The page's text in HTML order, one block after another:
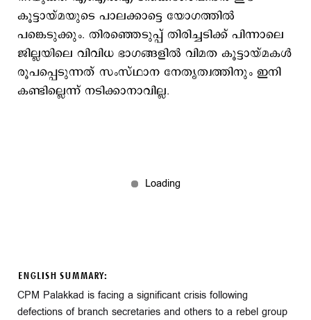
കൂട്ടായ്മയുടെ പാലക്കാട്ടെ യോഗത്തിൽ
പങ്കെടുക്കും. തിരഞ്ഞെടുപ്പ് തിരിച്ചടിക്ക് പിന്നാലെ
ജില്ലയിലെ വിവിധ ഭാഗങ്ങളിൽ വിമത കൂട്ടായ്മകൾ
രൂപപ്പെടുന്നത് സംസ്ഥാന നേതൃത്വത്തിനും ഇനി
കണ്ടില്ലെന്ന് നടിക്കാനാവില്ല.
ENGLISH SUMMARY:
CPM Palakkad is facing a significant crisis following
defections of branch secretaries and others to a rebel group